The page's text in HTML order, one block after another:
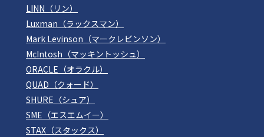
LINN（リン）
Luxman（ラックスマン）
Mark Levinson（マークレビンソン）
McIntosh（マッキントッシュ）
ORACLE（オラクル）
QUAD（クォード）
SHURE（シュア）
SME（エスエムイー）
STAX（スタックス）